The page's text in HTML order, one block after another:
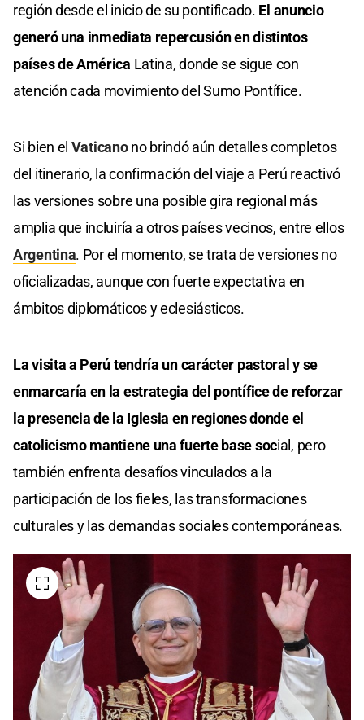
región desde el inicio de su pontificado. El anuncio
generó una inmediata repercusión en distintos
países de América Latina, donde se sigue con
atención cada movimiento del Sumo Pontífice.
Si bien el Vaticanono brindó aún detalles completos
del itinerario, la confirmación del viaje a Perú reactivó
las versiones sobre una posible gira regional más
amplia que incluiría a otros países vecinos, entre ellos
Argentina. Por el momento, se trata de versiones no
oficializadas, aunque con fuerte expectativa en
ámbitos diplomáticos y eclesiásticos.
La visita a Perú tendría un carácter pastoral y se
enmarcaría en la estrategia del pontífice de reforzar
la presencia de la Iglesia en regiones donde el
catolicismo mantiene una fuerte base social, pero
también enfrenta desafíos vinculados a la
participación de los fieles, las transformaciones
culturales y las demandas sociales contemporáneas.